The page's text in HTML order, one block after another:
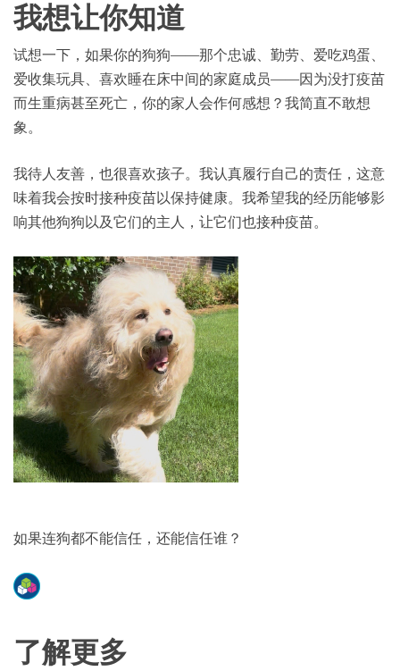
我想让你知道
试想一下，如果你的狗狗——那个忠诚、勤劳、爱吃鸡蛋、
爱收集玩具、喜欢睡在床中间的家庭成员——因为没打疫苗
而生重病甚至死亡，你的家人会作何感想？我简直不敢想
象。
我待人友善，也很喜欢孩子。我认真履行自己的责任，这意
味着我会按时接种疫苗以保持健康。我希望我的经历能够影
响其他狗狗以及它们的主人，让它们也接种疫苗。
如果连狗都不能信任，还能信任谁？
了解更多